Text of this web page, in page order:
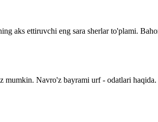
aks ettiruvchi eng sara sherlar to'plami.
Navro'z bayrami urf - odatlari